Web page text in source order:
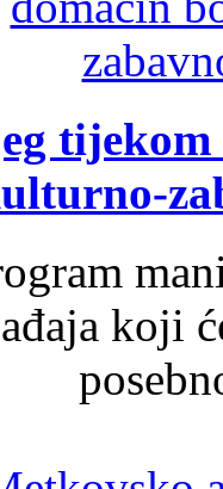
tijekom
koji